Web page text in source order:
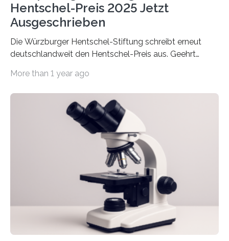
Hentschel-Preis 2025 Jetzt
Ausgeschrieben
Die Würzburger Hentschel-Stiftung schreibt erneut
deutschlandweit den Hentschel-Preis aus. Geehrt
hochrangige wissenschaftliche Publikation zum Thema
Schlaganfall“ mit Sitz in Würzburg fördert die
Schlaganfallforschung, um die Behandlung der
Betroffenen zu verbessern. Dazu schreibt sie auch in
diesem Jahr wieder deutschlandweit den Hentschel-
Preis aus. Er richtet sich gezielt an jüngere
Forscherinnen und Forscher unter 40 Jahren. Geehrt
werden soll eine herausragende Doktorarbeit oder eine
hochrangige wissenschaftliche Publikation zum Thema
More than 1 year ago